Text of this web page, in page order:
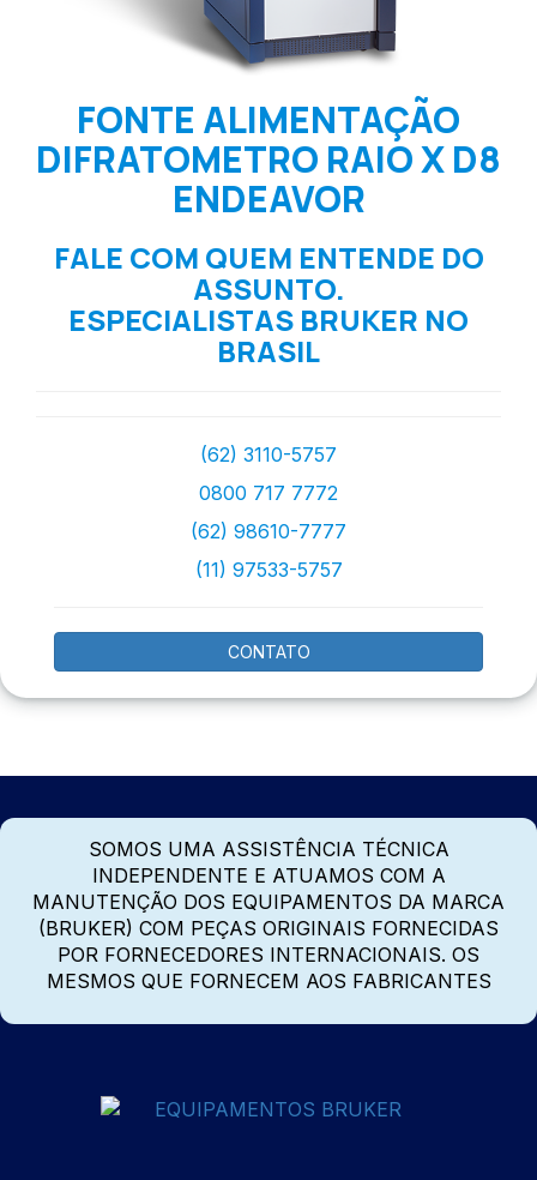
FONTE ALIMENTAÇÃO
DIFRATOMETRO RAIO X D8
ENDEAVOR
FALE COM QUEM ENTENDE DO
ASSUNTO.
ESPECIALISTAS BRUKER NO
BRASIL
(62) 3110-5757
0800 717 7772
(62) 98610-7777
(11) 97533-5757
CONTATO
SOMOS UMA ASSISTÊNCIA TÉCNICA
INDEPENDENTE E ATUAMOS COM A
MANUTENÇÃO DOS EQUIPAMENTOS DA MARCA
(BRUKER) COM PEÇAS ORIGINAIS FORNECIDAS
POR FORNECEDORES INTERNACIONAIS. OS
MESMOS QUE FORNECEM AOS FABRICANTES